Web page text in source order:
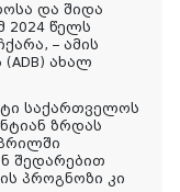
და შიდა
2024 წელს
– ამის
(ADB) ახალ
საქართველოს
ზრდას
შედარებით
პროგნოზი კი